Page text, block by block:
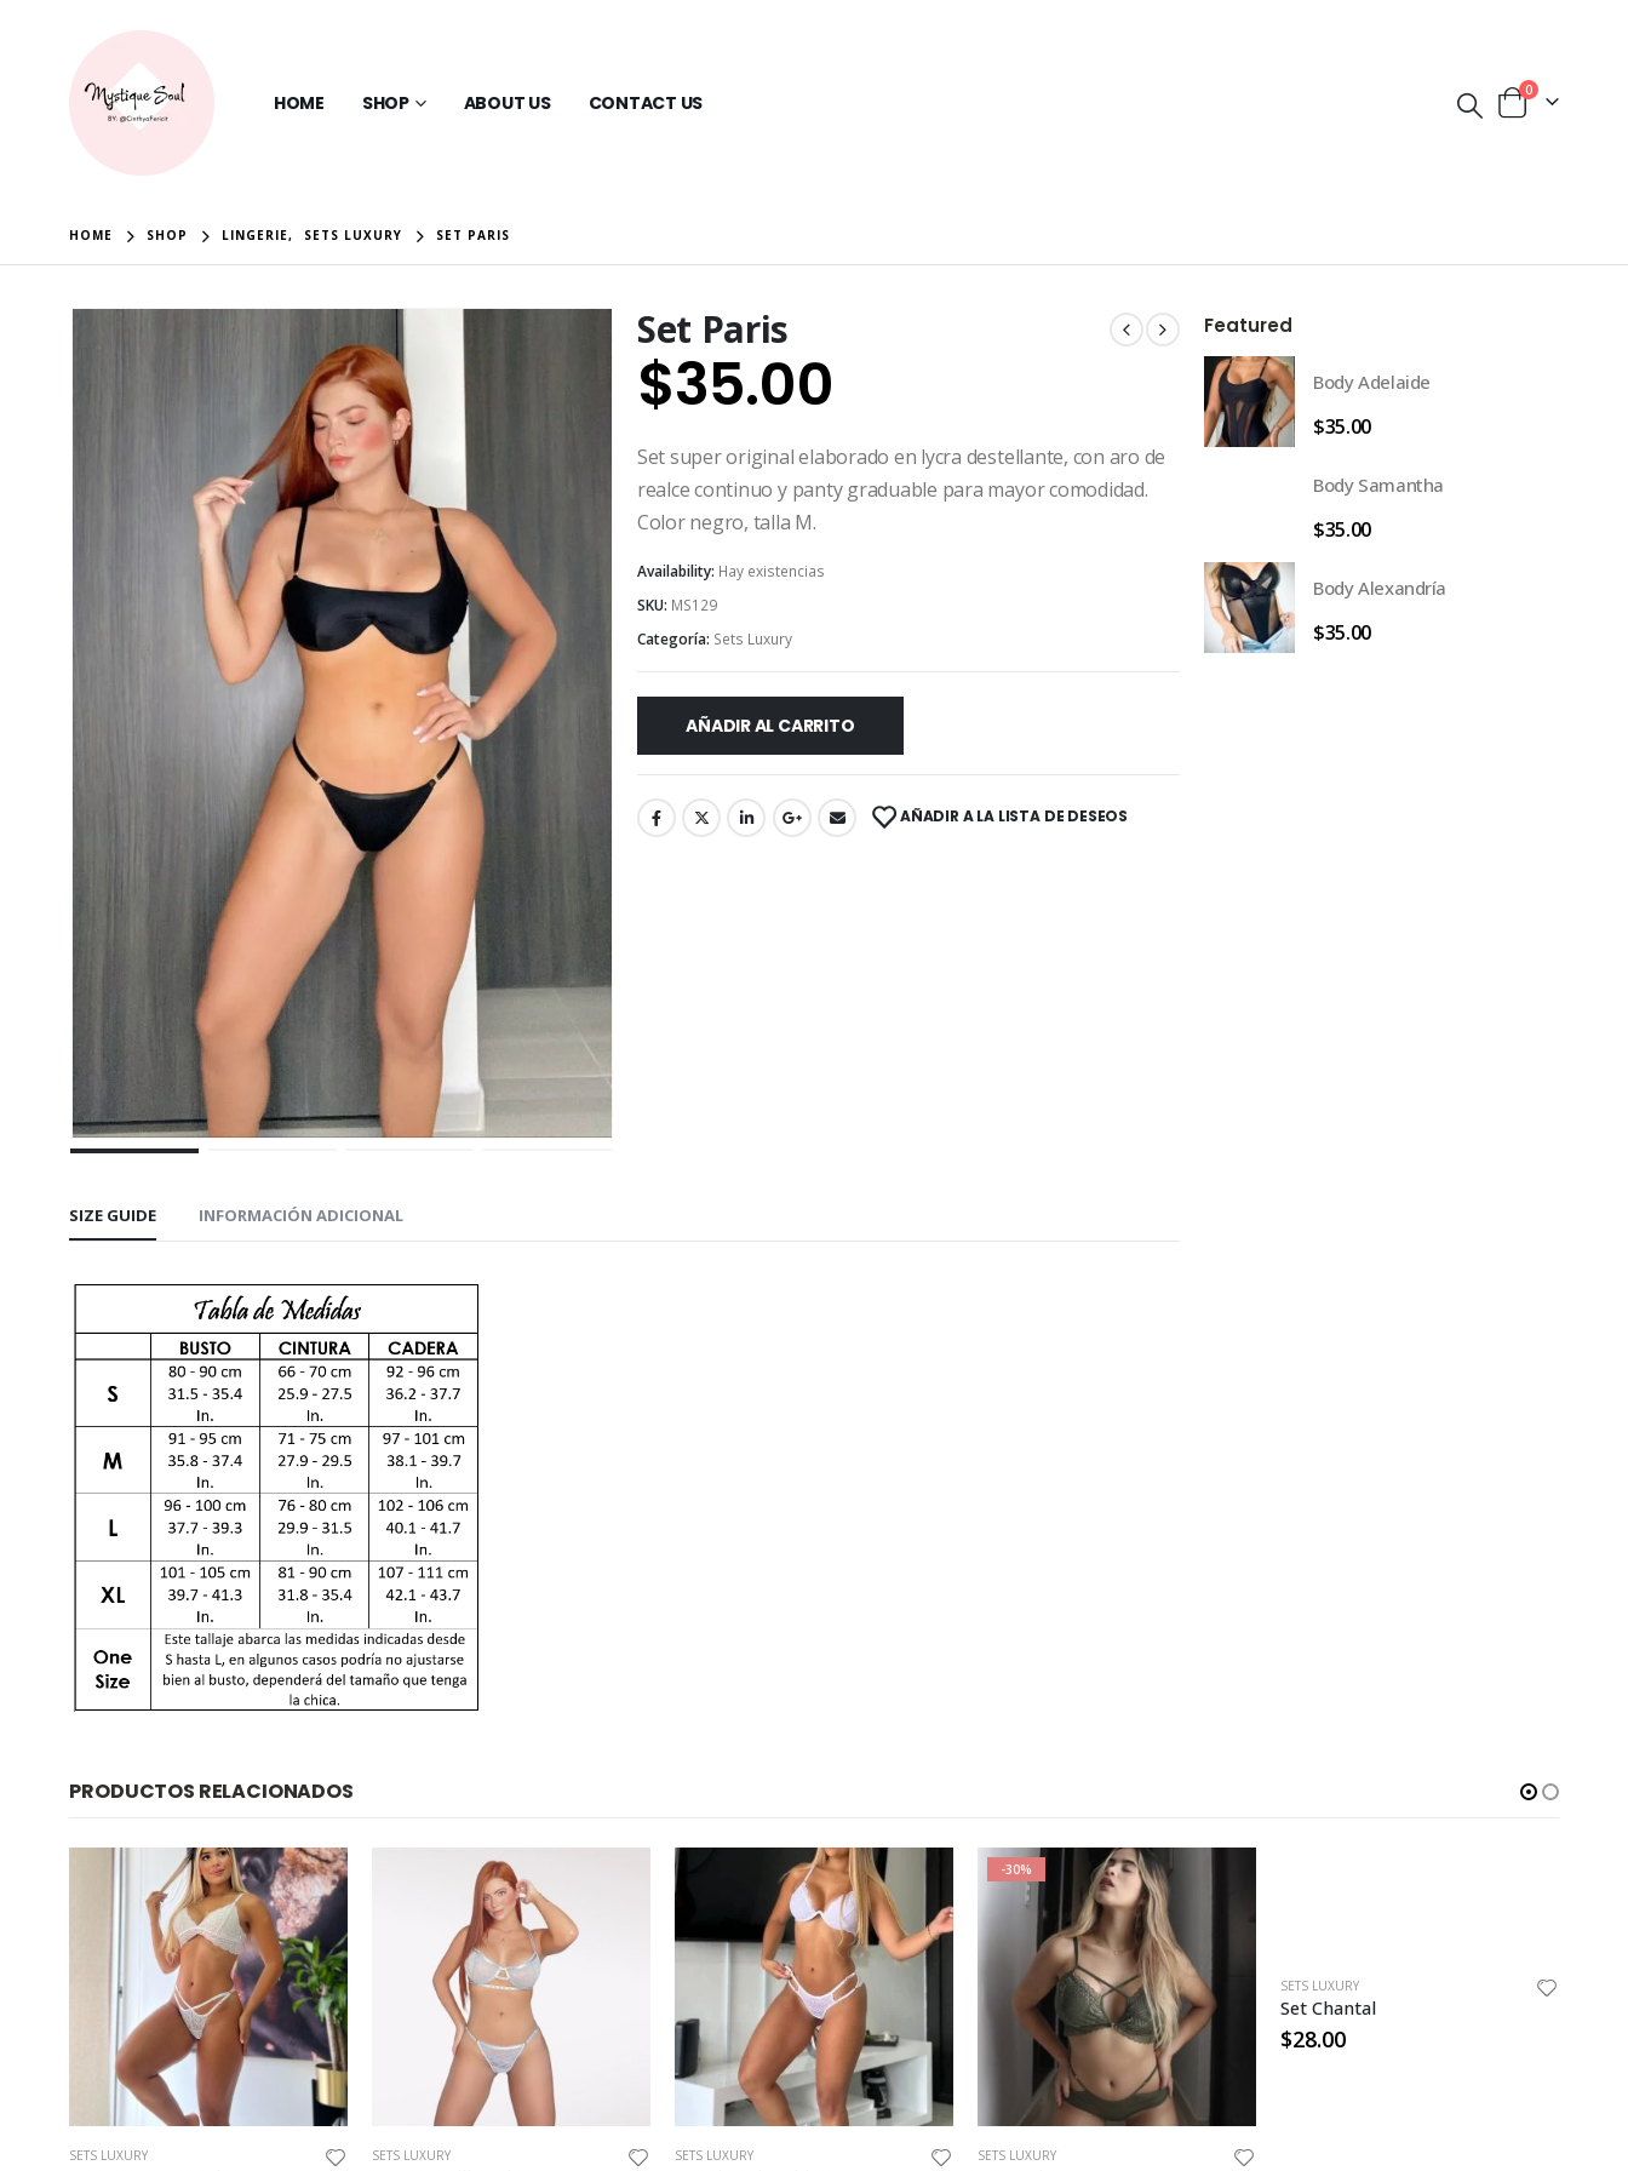
HOME SHOP ABOUT US CONTACT US
0
HOME SHOP LINGERIE, SETS LUXURY SET PARIS
Set Paris
$35.00
Set super original elaborado en lycra destellante, con aro de
realce continuo y panty graduable para mayor comodidad.
Color negro, talla M.
Availability: Hay existencias
SKU: MS129
Categoría: Sets Luxury
AÑADIR AL CARRITO
AÑADIR A LA LISTA DE DESEOS
SIZE GUIDE INFORMACIÓN ADICIONAL
Featured
Body Adelaide
$35.00
Body Samantha
$35.00
Body Alexandría
$35.00
PRODUCTOS RELACIONADOS
SETS LUXURY SETS LUXURY SETS LUXURY
-30%
SETS LUXURY
SETS LUXURY
Set Chantal
$28.00